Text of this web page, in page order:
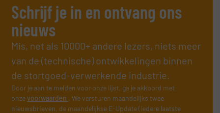
Schrijf je in en ontvang ons
nieuws
Mis, net als 10000+ andere lezers, niets meer
van de (technische) ontwikkelingen binnen
de stortgoed-verwerkende industrie.
Door je aan te melden voor onze lijst, ga je akkoord met
onzevoorwaarden . We versturen maandelijks twee
nieuwsbrieven, de maandelijkse E-Update (iedere laatste